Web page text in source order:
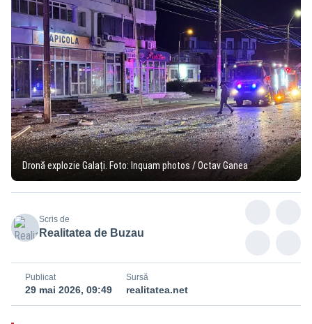
Dronă explozie Galați. Foto: Inquam photos / Octav Ganea
Scris de
Realitatea de Buzau
Publicat
29 mai 2026, 09:49
Sursă
realitatea.net